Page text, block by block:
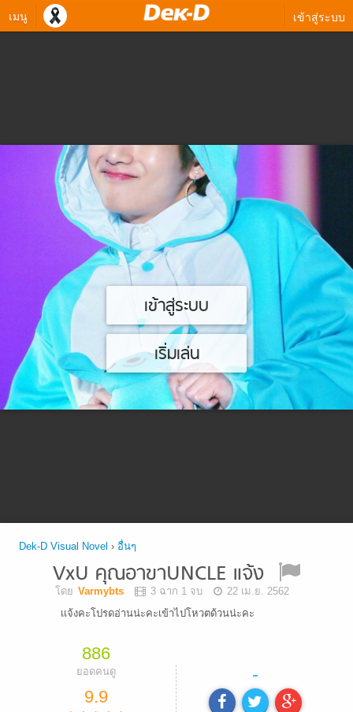
เมนู เข้าสู่ระบบ
เข้าสู่ระบบ
เริ่มเล่น
Dek-D Visual Novel › อื่นๆ
VxU คุณอาขาUNCLE แจ้ง
โดย Varmybts 3 ฉาก 1 จบ
22 เม.ย. 2562
เเจ้งคะโปรดอ่านน่ะคะเข้าไปโหวตด้วนน่ะคะ
886
ยอดคนดู
9.9
-